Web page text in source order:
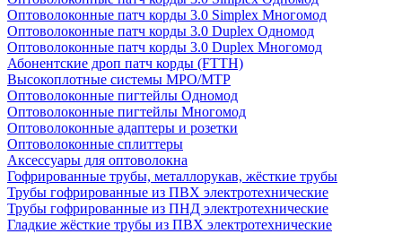
Оптоволоконные патч корды 3.0 Simplex Многомод
Оптоволоконные патч корды 3.0 Duplex Одномод
Оптоволоконные патч корды 3.0 Duplex Многомод
Абонентские дроп патч корды (FTTH)
Высокоплотные системы MPO/MTP
Оптоволоконные пигтейлы Одномод
Оптоволоконные пигтейлы Многомод
Оптоволоконные адаптеры и розетки
Оптоволоконные сплиттеры
Аксессуары для оптоволокна
Гофрированные трубы, металлорукав, жёсткие трубы
Трубы гофрированные из ПВХ электротехнические
Трубы гофрированные из ПНД электротехнические
Гладкие жёсткие трубы из ПВХ электротехнические